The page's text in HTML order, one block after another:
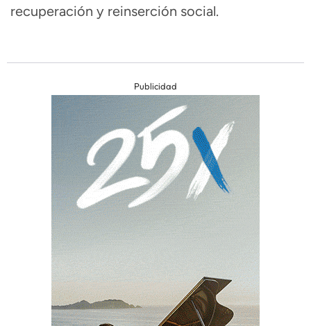
recuperación y reinserción social.
Publicidad